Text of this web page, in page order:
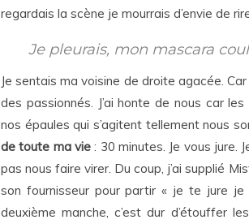
regardais la scène je mourrais d’envie de
Je pleurais, mon mascara
Je sentais ma voisine de droite agacée.
des passionnés. J’ai honte de nous car
nos épaules qui s’agitent tellement nous
de toute ma vie : 30 minutes. Je vous jure.
pas nous faire virer. Du coup, j’ai supplié
son fournisseur pour partir « je te jure
deuxième manche, c’est dur d’étouffer